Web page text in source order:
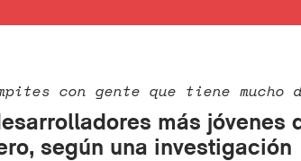
con gente que tiene mucho
más jóvenes
según una investigación